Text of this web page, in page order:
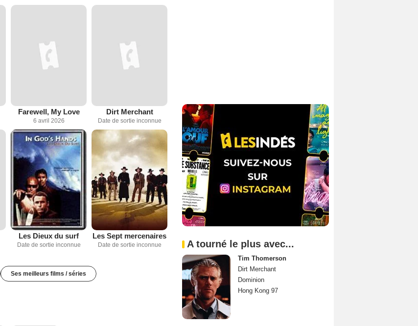
Farewell, My Love
6 avril 2026
Dirt Merchant
Date de sortie inconnue
Les Dieux du surf
Date de sortie inconnue
Les Sept mercenaires
Date de sortie inconnue
Ses meilleurs films / séries
A tourné le plus avec...
Tim Thomerson
Dirt Merchant
Dominion
Hong Kong 97